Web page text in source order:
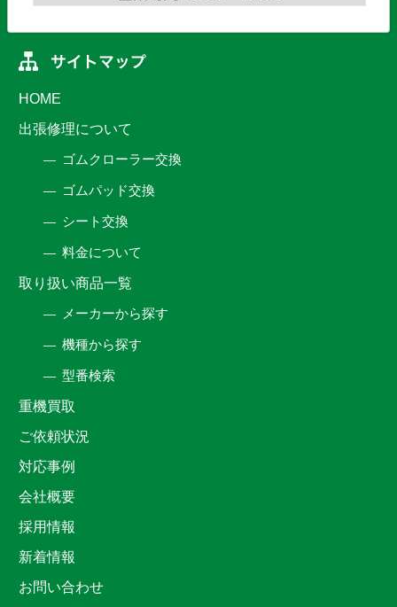
HOME
出張修理について
ゴムクローラー交換
ゴムパッド交換
シート交換
料金について
取り扱い商品一覧
メーカーから探す
機種から探す
型番検索
重機買取
ご依頼状況
対応事例
会社概要
採用情報
新着情報
お問い合わせ